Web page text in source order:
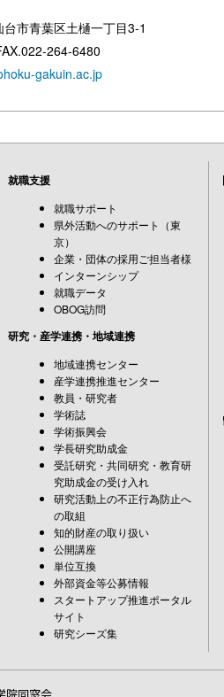
市青葉区土樋一丁目3-1
264-6480
gakuin.ac.jp
就職支援
就職サポート
県外活動へのサポート（東
京）
企業・団体の採用ご担当者様
インターンシップ
就職データ
OBOG訪問
研究・産学連携・地域連携
地域連携センター
産学連携推進センター
教員・研究者
学術誌
学術振興会
学長研究助成金
受託研究・共同研究・教育研
究助成金の受け入れ
研究活動上の不正行為防止へ
の取組
知的財産の取り扱い
公開講座
単位互換
外部資金等公募情報
スタートアップ推進ポータル
サイト
研究シーズ集
院同窓会